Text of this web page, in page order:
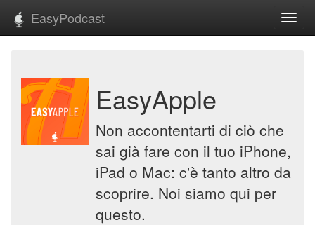
EasyPodcast
EasyApple
Non accontentarti di ciò che
sai già fare con il tuo iPhone,
iPad o Mac: c'è tanto altro da
scoprire. Noi siamo qui per
questo.